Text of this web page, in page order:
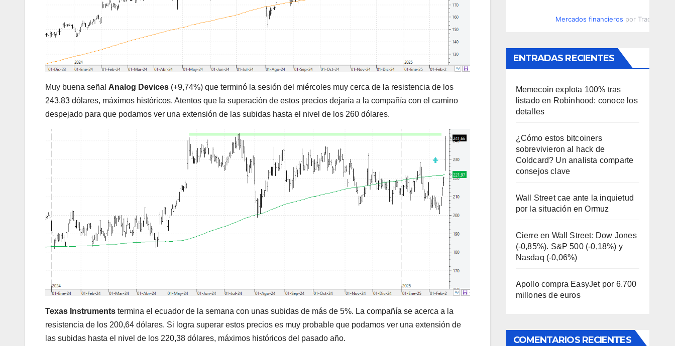
Muy buena señal Analog Devices (+9,74%) que terminó la sesión del miércoles muy cerca de la resistencia de los
243,83 dólares, máximos históricos. Atentos que la superación de estos precios dejaría a la compañía con el camino
despejado para que podamos ver una extensión de las subidas hasta el nivel de los 260 dólares.
Texas Instruments termina el ecuador de la semana con unas subidas de más de 5%. La compañía se acerca a la
resistencia de los 200,64 dólares. Si logra superar estos precios es muy probable que podamos ver una extensión de
las subidas hasta el nivel de los 220,38 dólares, máximos históricos del pasado año.
Mercados financieros por
ENTRADAS RECIENTES
Memecoin explota 100% tras
listado en Robinhood: conoce los
detalles
¿Cómo estos bitcoiners
sobrevivieron al hack de
Coldcard? Un analista comparte
consejos clave
Wall Street cae ante la inquietud
por la situación en Ormuz
Cierre en Wall Street: Dow Jones
(-0,85%). S&P 500 (-0,18%) y
Nasdaq (-0,06%)
Apollo compra EasyJet por 6.700
millones de euros
COMENTARIOS RECIENTES